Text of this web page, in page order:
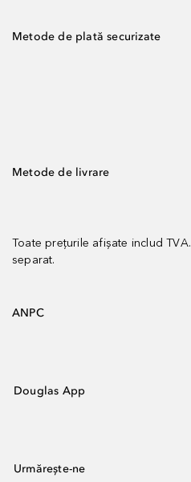
Metode de plată securizate
Metode de livrare
Toate prețurile afișate includ TVA.
separat.
ANPC
Douglas App
Urmărește-ne